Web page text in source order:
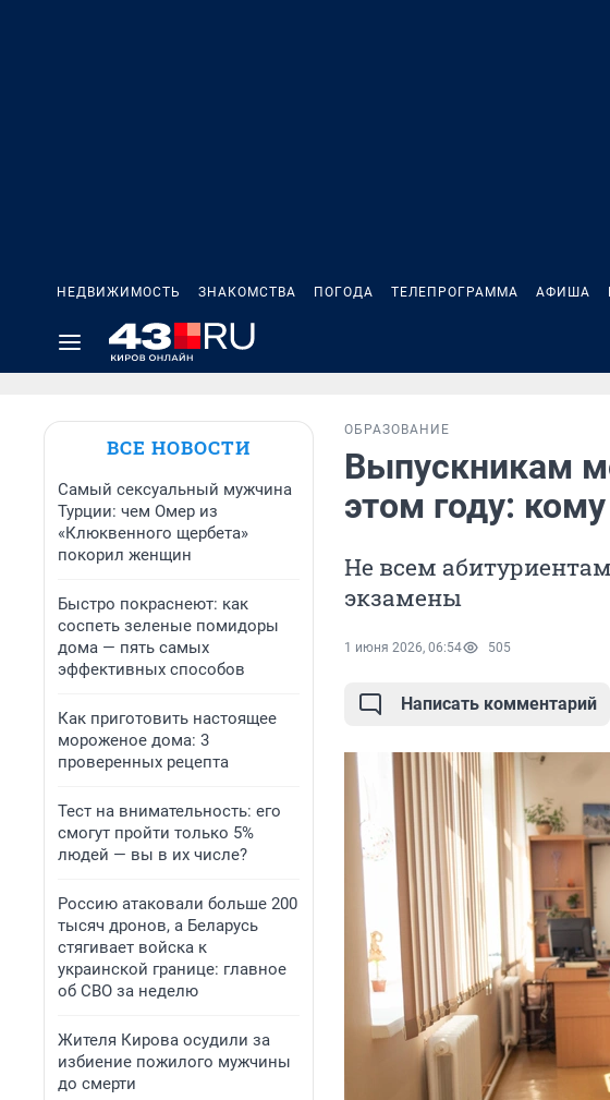
НЕДВИЖИМОСТЬ ЗНАКОМСТВА ПОГОДА ТЕЛЕПРОГРАММА АФИША
ВСЕ НОВОСТИ
Самый сексуальный мужчина
Турции: чем Омер из
«Клюквенного щербета»
покорил женщин
Быстро покраснеют: как
соспеть зеленые помидоры
дома — пять самых
эффективных способов
Как приготовить настоящее
мороженое дома: 3
проверенных рецепта
Тест на внимательность: его
смогут пройти только 5%
людей — вы в их числе?
Россию атаковали больше 200
тысяч дронов, а Беларусь
стягивает войска к
украинской границе: главное
об СВО за неделю
Жителя Кирова осудили за
избиение пожилого мужчины
до смерти
ОБРАЗОВАНИЕ
Выпускникам
этом году:
Не всем
экзамены
1 июня 2026, 06:54 505
Написать комментарий